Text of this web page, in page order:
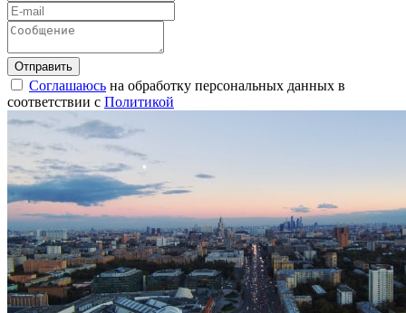
Соглашаюсь на обработку персональных данных в
соответствии с Политикой